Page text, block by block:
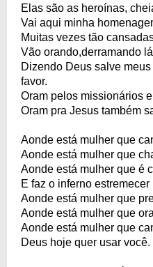
Elas são as heroínas,
Vai aqui minha
Muitas vezes tão
Vão orando,derramando
Dizendo Deus salve
favor.
Oram pelos missionários
Oram pra Jesus também
Aonde está mulher que
Aonde está mulher que
Aonde está mulher que é
E faz o inferno estremecer
Aonde está mulher que
Aonde está mulher que
Aonde está mulher que
Deus hoje quer usar você.